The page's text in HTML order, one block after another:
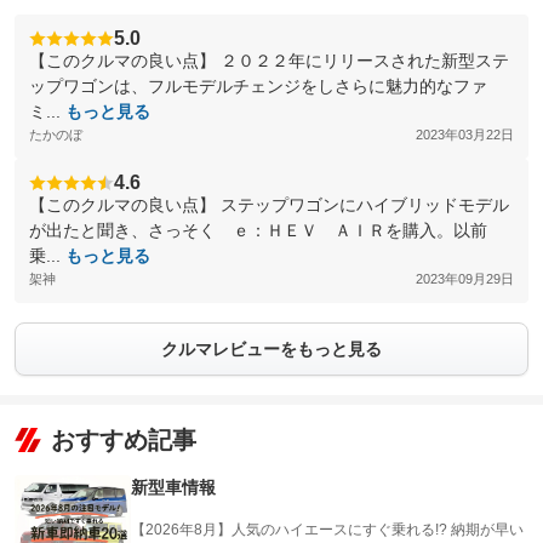
5.0
【このクルマの良い点】 ２０２２年にリリースされた新型ステ
ップワゴンは、フルモデルチェンジをしさらに魅力的なファ
ミ...
もっと見る
たかのぼ 2023年03月22日
4.6
【このクルマの良い点】 ステップワゴンにハイブリッドモデル
が出たと聞き、さっそく ｅ：ＨＥＶ ＡＩＲを購入。以前
乗...
もっと見る
架神 2023年09月29日
クルマレビューをもっと見る
おすすめ記事
新型車情報
【2026年8月】人気のハイエースにすぐ乗れる!? 納期が早い